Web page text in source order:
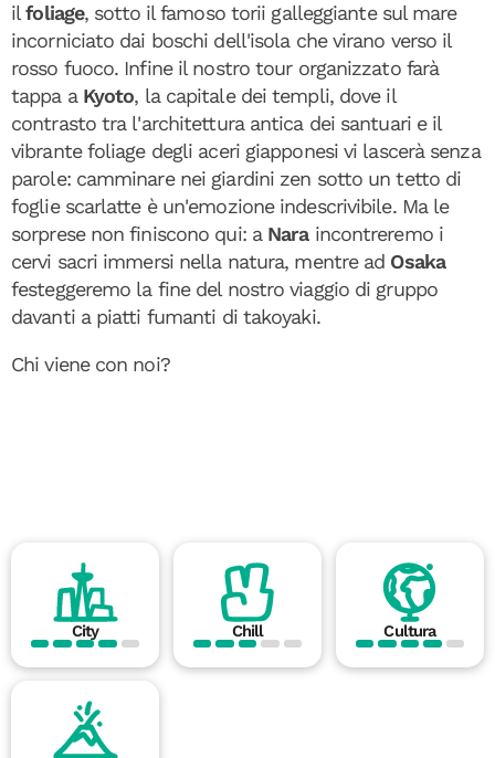
ilfoliage, sotto il famoso torii galleggiante sul mare
incorniciato dai boschi dell'isola che virano verso il
rosso fuoco. Infine il nostro tour organizzato farà
tappa a Kyoto, la capitale dei templi, dove il
contrasto tra l'architettura antica dei santuari e il
vibrante foliage degli aceri giapponesi vi lascerà senza
parole: camminare nei giardini zen sotto un tetto di
foglie scarlatte è un'emozione indescrivibile. Ma le
sorprese non finiscono qui: a Nara incontreremo i
cervi sacri immersi nella natura, mentre ad Osaka
festeggeremo la fine del nostro viaggio di gruppo
davanti a piatti fumanti di takoyaki.
Chi viene con noi?
City Chill Cultura